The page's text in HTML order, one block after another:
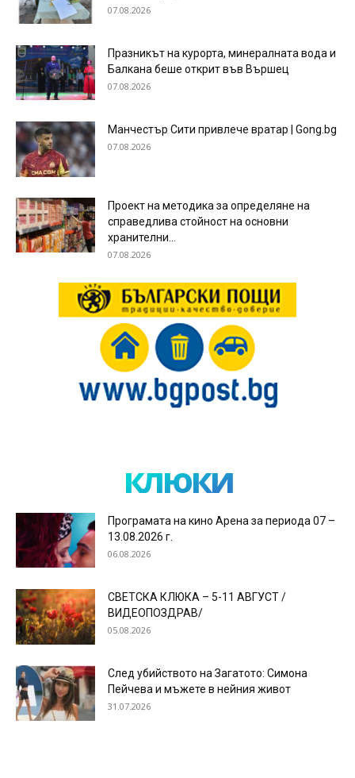
07.08.2026
Празникът на курорта, минералната вода и
Балкана беше открит във Вършец
07.08.2026
Манчестър Сити привлече вратар | Gong.bg
07.08.2026
Проект на методика за определяне на
справедлива стойност на основни
хранителни...
07.08.2026
клюки
Програмата на кино Арена за периода 07 –
13.08.2026 г.
06.08.2026
СВЕТСКА КЛЮКА – 5-11 АВГУСТ /
ВИДЕОПОЗДРАВ/
05.08.2026
След убийството на Загатото: Симона
Пейчева и мъжете в нейния живот
31.07.2026